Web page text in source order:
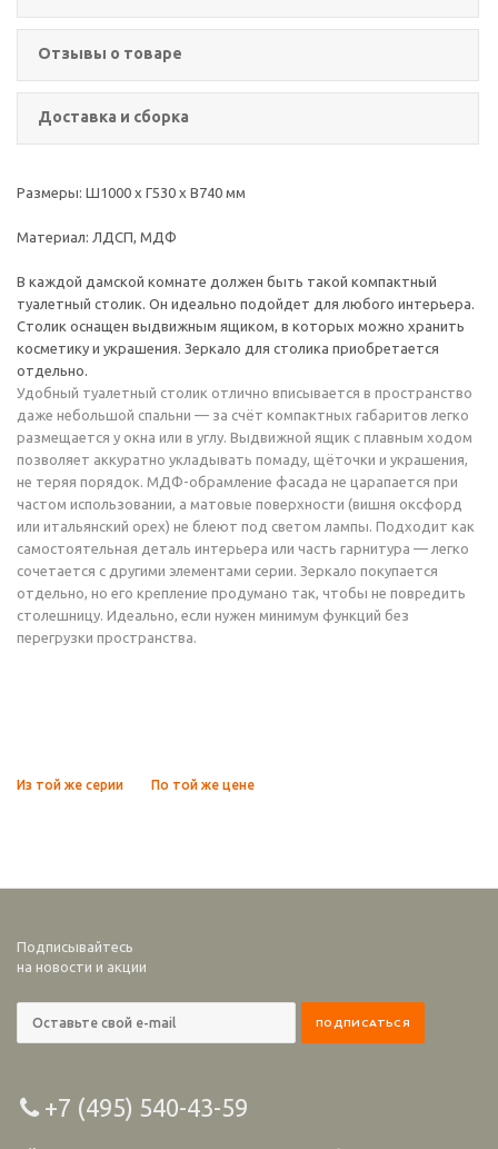
Отзывы о товаре
Доставка и сборка
Размеры: Ш1000 х Г530 х В740 мм
Материал: ЛДСП, МДФ
В каждой дамской комнате должен быть такой компактный
туалетный столик. Он идеально подойдет для любого интерьера.
Столик оснащен выдвижным ящиком, в которых можно хранить
косметику и украшения. Зеркало для столика приобретается
отдельно.
Удобный туалетный столик отлично вписывается в пространство
даже небольшой спальни — за счёт компактных габаритов легко
размещается у окна или в углу. Выдвижной ящик с плавным ходом
позволяет аккуратно укладывать помаду, щёточки и украшения,
не теряя порядок. МДФ-обрамление фасада не царапается при
частом использовании, а матовые поверхности (вишня оксфорд
или итальянский орех) не блеют под светом лампы. Подходит как
самостоятельная деталь интерьера или часть гарнитура — легко
сочетается с другими элементами серии. Зеркало покупается
отдельно, но его крепление продумано так, чтобы не повредить
столешницу. Идеально, если нужен минимум функций без
перегрузки пространства.
Из той же серии По той же цене
Подписывайтесь
на новости и акции
+7 (495) 540-43-59